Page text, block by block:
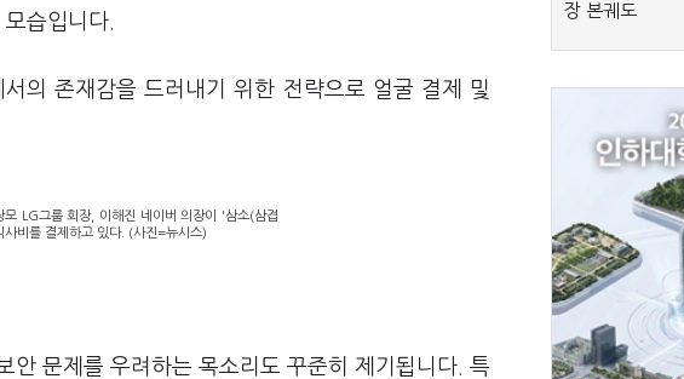
습입니다.
의 존재감을 드러내기 위한 전략으로 얼굴 결제 및
LG그룹 회장, 이해진 네이버 의장이 '삼소(삼겹
비를 결제하고 있다. (사진=뉴시스)
문제를 우려하는 목소리도 꾸준히 제기됩니다. 특
장 본궤도